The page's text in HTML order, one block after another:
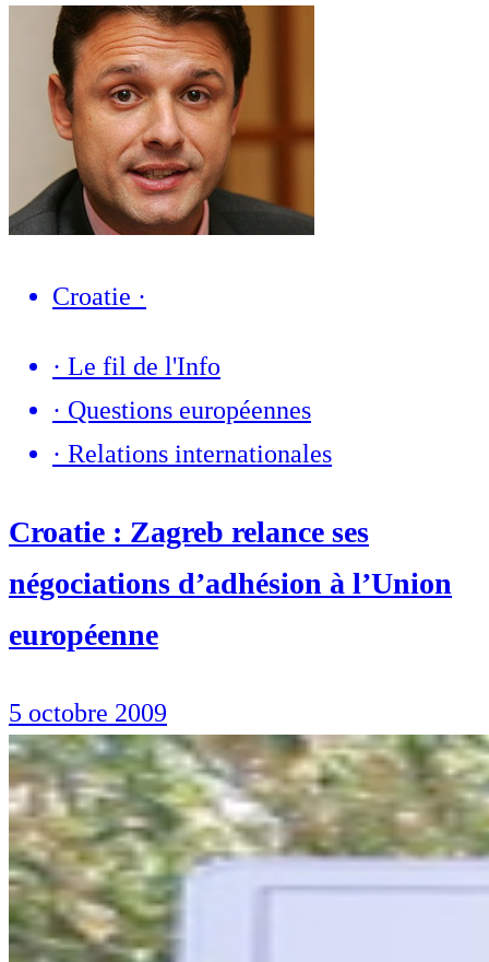
Croatie ·
· Le fil de l'Info
· Questions européennes
· Relations internationales
Croatie : Zagreb relance ses
négociations d’adhésion à l’Union
européenne
5 octobre 2009